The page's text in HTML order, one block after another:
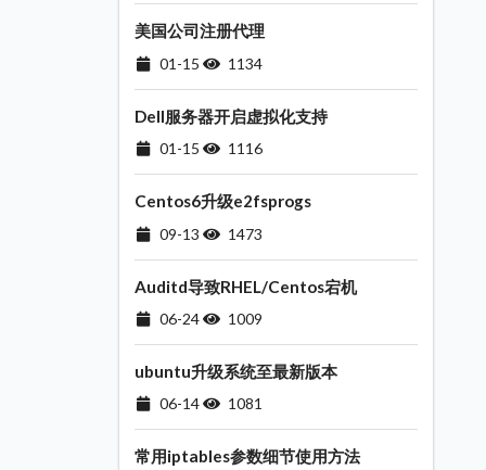
美国公司注册代理
01-15 1134
Dell服务器开启虚拟化支持
01-15 1116
Centos6升级e2fsprogs
09-13 1473
Auditd导致RHEL/Centos宕机
06-24 1009
ubuntu升级系统至最新版本
06-14 1081
常用iptables参数细节使用方法